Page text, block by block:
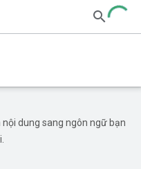
dung sang ngôn ngữ bạn